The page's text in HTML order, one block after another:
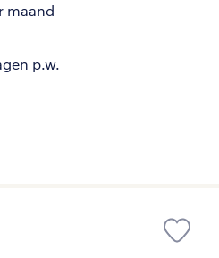
maand
p.w.